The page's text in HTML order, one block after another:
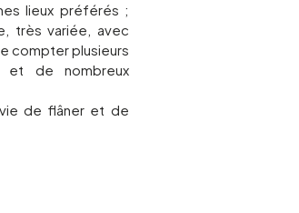
lieux préférés ;
très variée, avec
compter plusieurs
et de nombreux
de flâner et de